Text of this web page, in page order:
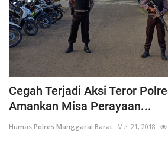
Cegah Terjadi Aksi Teror
Amankan Misa Perayaan...
Humas Polres Manggarai Barat Mei 21, 2018